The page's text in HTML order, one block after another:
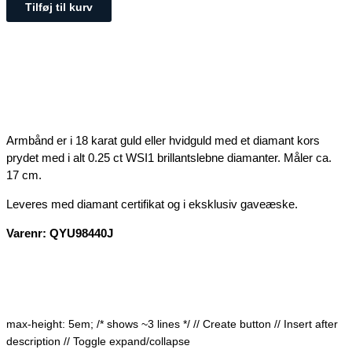
Tilføj til kurv
Armbånd er i 18 karat guld eller hvidguld med et diamant kors
prydet med i alt 0.25 ct WSI1 brillantslebne diamanter. Måler ca.
17 cm.
Leveres med diamant certifikat og i eksklusiv gaveæske.
Varenr: QYU98440J
max-height: 5em; /* shows ~3 lines */ // Create button // Insert after
description // Toggle expand/collapse